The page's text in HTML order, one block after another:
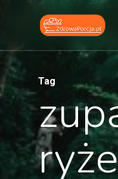
content
Tag